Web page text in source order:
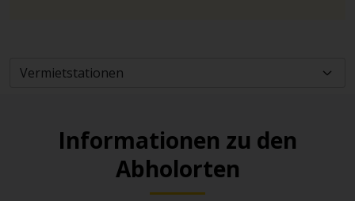
Informationen zu den
Abholorten